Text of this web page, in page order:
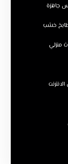
جاهزة
خشب
منزلي